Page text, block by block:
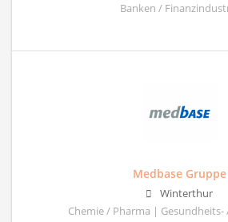
Banken /
Medbase Gruppe
Winterthur
Chemie / Pharma | Gesundheits-